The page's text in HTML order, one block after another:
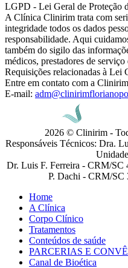
LGPD - Lei Geral de Proteção
A Clínica Clinirim trata com
integridade todos os dados
responsabilidade. Aqui
também do sigilo das
médicos, prestadores de serviço
Requisições relacionadas à Lei
Entre em contato com a Clinirim
E-mail:
2026 © Clinirim -
Responsáveis Técnicos: Dra.
Dr. Luis F. Ferreira - CRM/SC
P. Dachi - CRM/SC
Home
A Clínica
Corpo Clínico
Tratamentos
Conteúdos de saúde
PARCERIAS E
Canal de Bioética